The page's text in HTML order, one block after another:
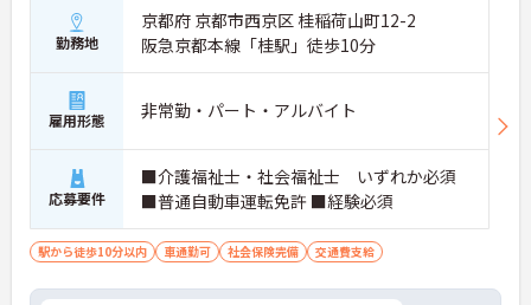
勤務地
京都府 京都市西京区 桂稲荷山町12-2
阪急京都本線「桂駅」徒歩10分
雇用形態 非常勤・パート・アルバイト
応募要件
■介護福祉士・社会福祉士 いずれか必須
■普通自動車運転免許 ■経験必須
駅から徒歩10分以内 車通勤可 社会保険完備 交通費支給